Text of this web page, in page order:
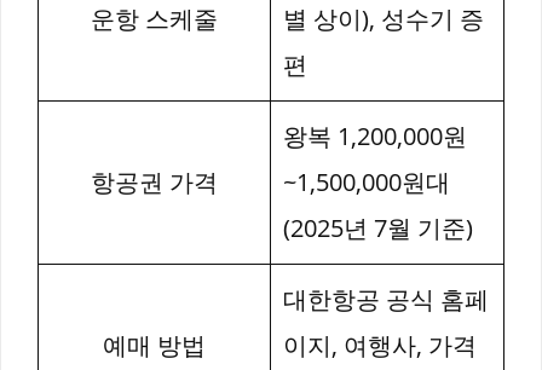
운항 스케줄
별 상이), 성수기 증
편
항공권 가격
왕복 1,200,000원
~1,500,000원대
(2025년 7월 기준)
예매 방법
대한항공 공식 홈페
이지, 여행사, 가격